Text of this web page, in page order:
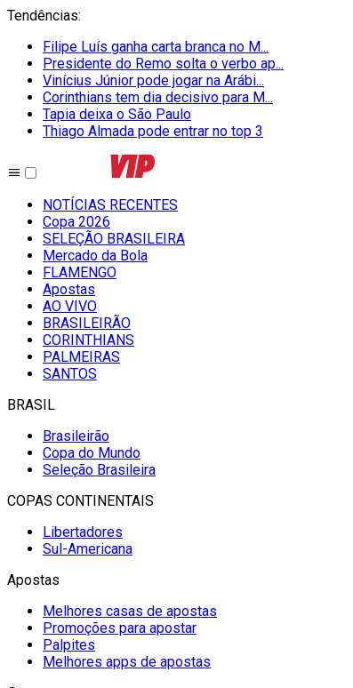
Tendências:
Filipe Luís ganha carta branca no M...
Presidente do Remo solta o verbo ap...
Vinícius Júnior pode jogar na Arábi...
Corinthians tem dia decisivo para M...
Tapia deixa o São Paulo
Thiago Almada pode entrar no top 3
NOTÍCIAS RECENTES
Copa 2026
SELEÇÃO BRASILEIRA
Mercado da Bola
FLAMENGO
Apostas
AO VIVO
BRASILEIRÃO
CORINTHIANS
PALMEIRAS
SANTOS
BRASIL
Brasileirão
Copa do Mundo
Seleção Brasileira
COPAS CONTINENTAIS
Libertadores
Sul-Americana
Apostas
Melhores casas de apostas
Promoções para apostar
Palpites
Melhores apps de apostas